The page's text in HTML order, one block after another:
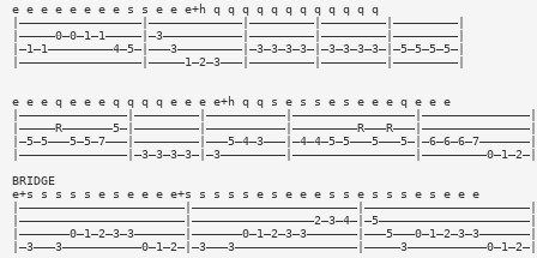
e e e e e e e e s s e e e+h q q q q q q q q q q q q
|—————————————————|—————————————|—————————|—————————|—————————|
|—————0—0—1—1—————|—3———————————|—————————|—————————|—————————|
|—1—1—————————4—5—|———3—————————|—3—3—3—3—|—3—3—3—3—|—5—5—5—5—|
|—————————————————|—————1—2—3———|—————————|—————————|—————————|
e e e q e e e q q q q e e e e+h q q s e s s e s e e e q e e e
|———————————————|—————————|———————————|—————————————————|———————————————|
|—————R———————5—|—————————|———————————|—————————R———R———|———————————————|
|—5—5———5—5—7———|—————————|———5—4—3———|—4—4—5—5———5———5—|—6—6—6—7———————|
|———————————————|—3—3—3—3—|—3—————————|—————————————————|—————————0—1—2—|
BRIDGE
e+s s s s s e s e e e e+s s s s s e s e e e s s e s s s e s e e e
|———————————————————————|———————————————————————|———————————————————————|
|———————————————————————|—————————————————2—3—4—|—5—————————————————————|
|———————0—1—2—3—3———————|———————0—1—2—3—3———————|———5———0—1—2—3—3———————|
|—3———3———————————0—1—2—|—3———3—————————————————|—————3———————————0—1—2—|